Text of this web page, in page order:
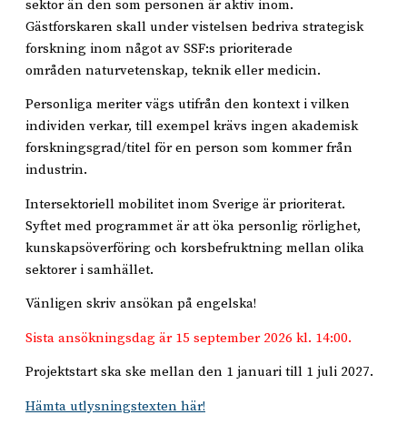
sektor än den som personen är aktiv inom.
Gästforskaren skall under vistelsen bedriva strategisk
forskning inom något av SSF:s prioriterade
områden naturvetenskap, teknik eller medicin.
Personliga meriter vägs utifrån den kontext i vilken
individen verkar, till exempel krävs ingen akademisk
forskningsgrad/titel för en person som kommer från
industrin.
Intersektoriell mobilitet inom Sverige är prioriterat.
Syftet med programmet är att öka personlig rörlighet,
kunskapsöverföring och korsbefruktning mellan olika
sektorer i samhället.
Vänligen skriv ansökan på engelska!
Sista ansökningsdag är 15 september 2026 kl. 14:00.
Projektstart ska ske mellan den 1 januari till 1 juli 2027.
Hämta utlysningstexten här!